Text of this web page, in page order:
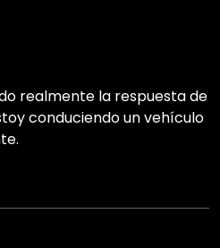
realmente la respuesta de
conduciendo un vehículo